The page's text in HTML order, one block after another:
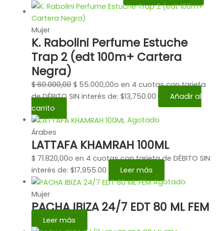
Mujer
K. Rabolini Perfume Estuche
Trap 2 (edt 100m+ Cartera
Negra)
$60.000,00 $ 55.000,00o en 4 cuotas con tarjeta
de DÉBITO SIN interés de: $13,750.00
Añadir al
carrito
Agotado
Árabes
LATTAFA KHAMRAH 100ML
$ 71.820,00o en 4 cuotas con tarjeta de DÉBITO SIN
interés de: $17,955.00
Leer más
Agotado
Mujer
PACHA IBIZA 24/7 EDT 80 ML FEM
Leer más